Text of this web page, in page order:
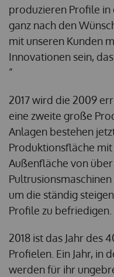
produzieren Profile
ganz nach den
mit unseren Kunden
Innovationen sein,
”
2017 wird die 2009
eine zweite große
Anlagen bestehen
Produktionsfläche
Außenfläche von
um die ständig
Profile zu befriedigen.
2018 ist das Jahr des
Profielen. Ein Jahr, in
werden für ihr